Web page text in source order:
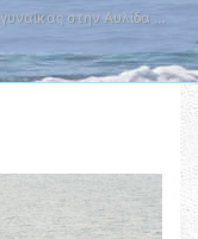
στην Αυλίδα …